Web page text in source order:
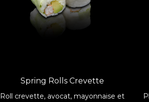
Spring Rolls Crevette
Roll crevette, avocat, mayonnaise et